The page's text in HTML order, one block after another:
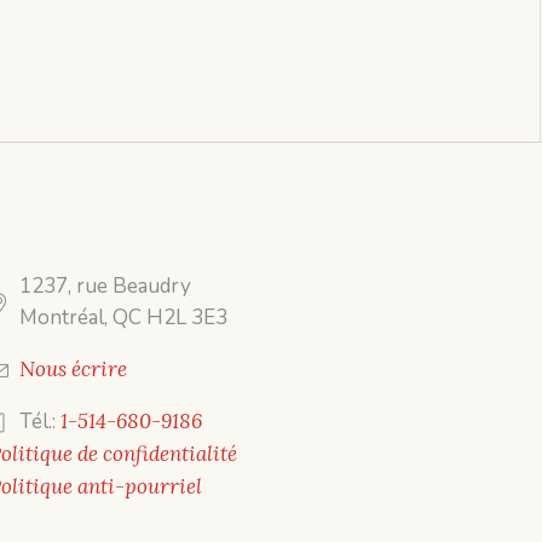
1237, rue Beaudry
Montréal, QC H2L 3E3
Nous écrire
Tél.: 1-514-680-9186
de confidentialité
anti-pourriel